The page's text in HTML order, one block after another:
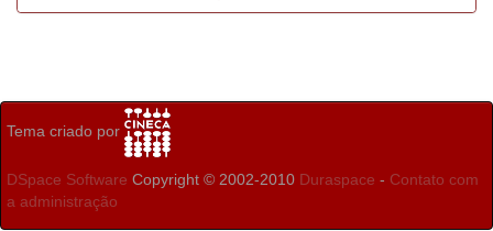
Tema criado por
DSpace Software Copyright © 2002-2010 Duraspace - Contato com
a administração